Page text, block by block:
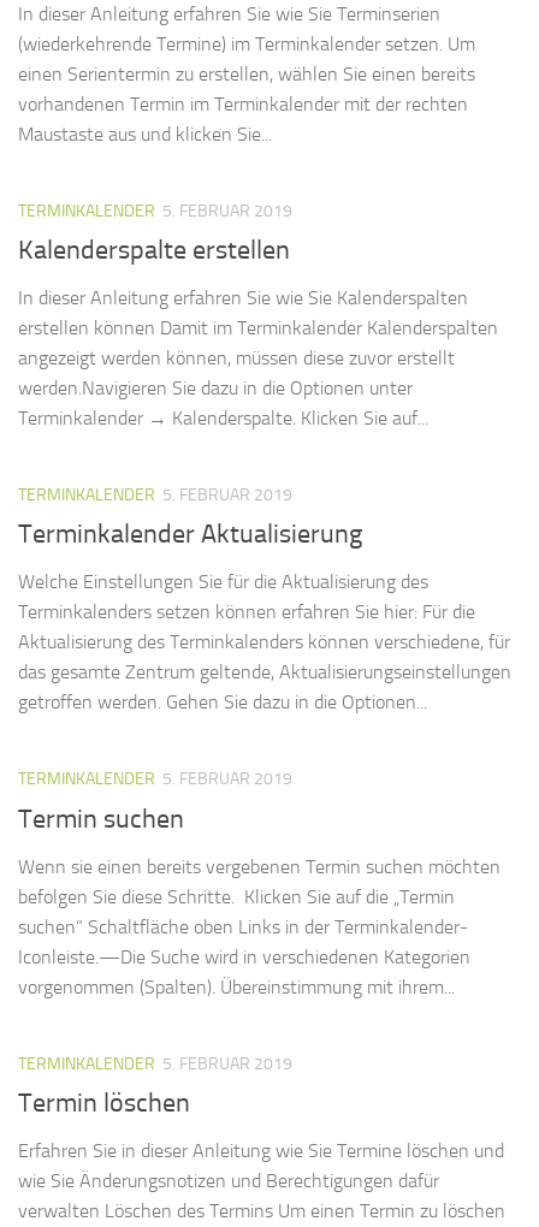
In dieser Anleitung erfahren Sie wie Sie Terminserien
(wiederkehrende Termine) im Terminkalender setzen. Um
einen Serientermin zu erstellen, wählen Sie einen bereits
vorhandenen Termin im Terminkalender mit der rechten
Maustaste aus und klicken Sie...
TERMINKALENDER 5. FEBRUAR 2019
Kalenderspalte erstellen
In dieser Anleitung erfahren Sie wie Sie Kalenderspalten
erstellen können Damit im Terminkalender Kalenderspalten
angezeigt werden können, müssen diese zuvor erstellt
werden.Navigieren Sie dazu in die Optionen unter
Terminkalender → Kalenderspalte. Klicken Sie auf...
TERMINKALENDER 5. FEBRUAR 2019
Terminkalender Aktualisierung
Welche Einstellungen Sie für die Aktualisierung des
Terminkalenders setzen können erfahren Sie hier: Für die
Aktualisierung des Terminkalenders können verschiedene, für
das gesamte Zentrum geltende, Aktualisierungseinstellungen
getroffen werden. Gehen Sie dazu in die Optionen...
TERMINKALENDER 5. FEBRUAR 2019
Termin suchen
Wenn sie einen bereits vergebenen Termin suchen möchten
befolgen Sie diese Schritte. Klicken Sie auf die „Termin
suchen“ Schaltfläche oben Links in der Terminkalender-
Iconleiste.—Die Suche wird in verschiedenen Kategorien
vorgenommen (Spalten). Übereinstimmung mit ihrem...
TERMINKALENDER 5. FEBRUAR 2019
Termin löschen
Erfahren Sie in dieser Anleitung wie Sie Termine löschen und
wie Sie Änderungsnotizen und Berechtigungen dafür
verwalten Löschen des Termins Um einen Termin zu löschen